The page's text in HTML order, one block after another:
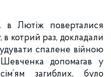
поверталися
котрий раз, докладали
спалене війною
допомагав у
загиблих, було